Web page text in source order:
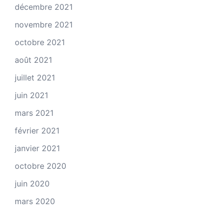
décembre 2021
novembre 2021
octobre 2021
août 2021
juillet 2021
juin 2021
mars 2021
février 2021
janvier 2021
octobre 2020
juin 2020
mars 2020